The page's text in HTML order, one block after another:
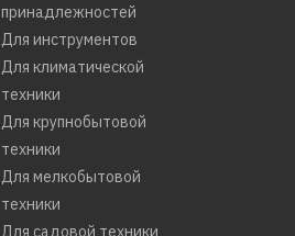
принадлежностей
Для инструментов
Для климатической
техники
Для крупнобытовой
техники
Для мелкобытовой
техники
Для садовой техники